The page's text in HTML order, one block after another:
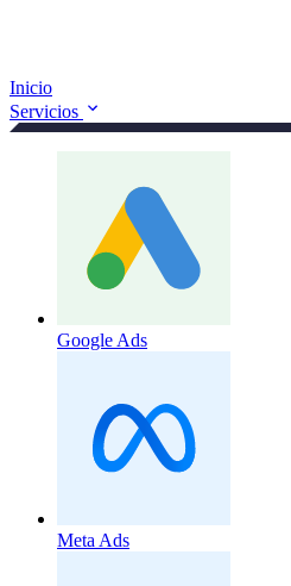
Inicio
Servicios
Google Ads
Meta Ads